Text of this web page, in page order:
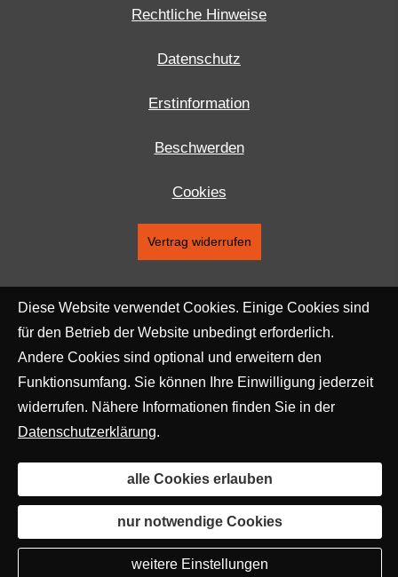
Rechtliche Hinweise
Datenschutz
Erstinformation
Beschwerden
Cookies
Vertrag widerrufen
Diese Website verwendet Cookies. Einige Cookies sind
für den Betrieb der Website unbedingt erforderlich.
Andere Cookies sind optional und erweitern den
Funktionsumfang. Sie können Ihre Einwilligung jederzeit
widerrufen. Nähere Informationen finden Sie in der
Datenschutzerklärung.
alle Cookies erlauben
nur notwendige Cookies
weitere Einstellungen